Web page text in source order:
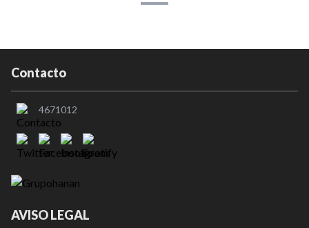
Contacto
4671012
AVISO LEGAL